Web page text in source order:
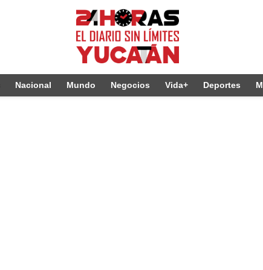
Nacional Mundo Negocios Vida+ Deportes